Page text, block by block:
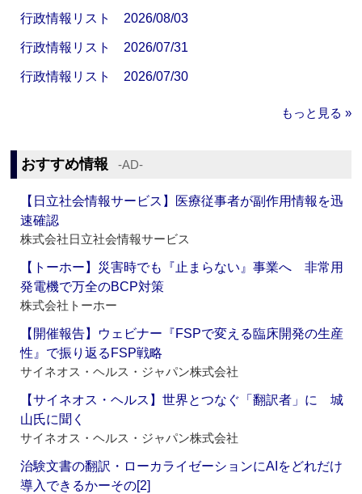
行政情報リスト 2026/08/03
行政情報リスト 2026/07/31
行政情報リスト 2026/07/30
もっと見る »
おすすめ情報 ‐AD‐
【日立社会情報サービス】医療従事者が副作用情報を迅
速確認
株式会社日立社会情報サービス
【トーホー】災害時でも『止まらない』事業へ 非常用
発電機で万全のBCP対策
株式会社トーホー
【開催報告】ウェビナー『FSPで変える臨床開発の生産
性』で振り返るFSP戦略
サイネオス・ヘルス・ジャパン株式会社
【サイネオス・ヘルス】世界とつなぐ「翻訳者」に 城
山氏に聞く
サイネオス・ヘルス・ジャパン株式会社
治験文書の翻訳・ローカライゼーションにAIをどれだけ
導入できるかーその[2]